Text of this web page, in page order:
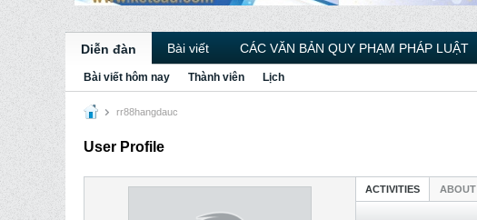
Diễn đàn Bài viết CÁC VĂN BẢN QUY PHẠM PHÁP LUẬT
Bài viết hôm nay Thành viên Lịch
rr88hangdauc
User Profile
ACTIVITIES ABOUT